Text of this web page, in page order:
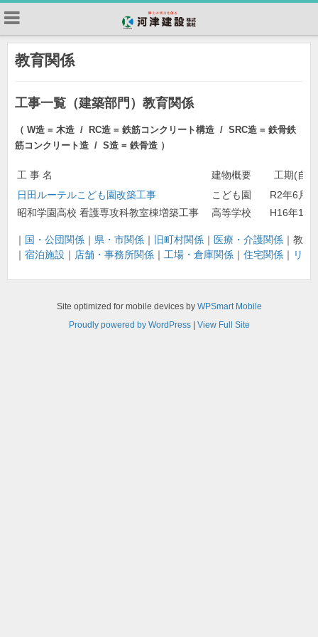
教育関係
工事一覧（建築部門）教育関係
（ W造 = 木造 / RC造 = 鉄筋コンクリート構造 / SRC造 = 鉄骨鉄
筋コンクリート造 / S造 = 鉄骨造 ）
工 事 名 建物概要
工期(自)
日田ルーテルこども園改築工事
こども園
R2年6月
昭和学園高校 看護専攻科教室棟増築工事
高等学校 H16年10
｜ 国・公団関係 ｜ 県・市関係 ｜ 旧町村関係 ｜ 医療・介護関係 ｜教育
｜ 宿泊施設 ｜ 店舗・事務所関係 ｜ 工場・倉庫関係 ｜ 住宅関係 ｜ リフ
Site optimized for mobile devices by WPSmart Mobile
Proudly powered by WordPress| View Full Site